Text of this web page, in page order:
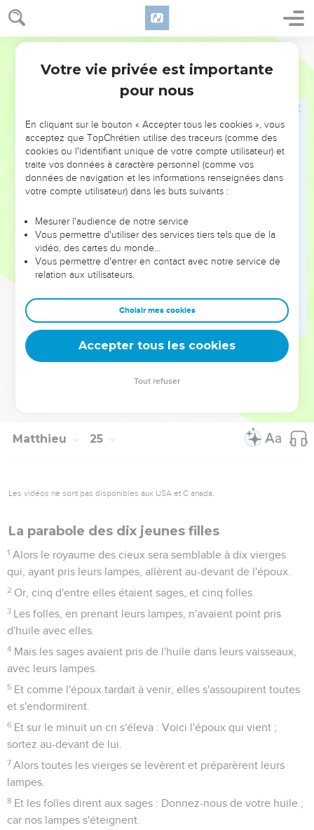
Matthieu 24
Seigneur viendra.
Or, considérez ceci, que si un père de famille était averti à
quelle veille de la nuit le larron viendra, il veillerait et ne
laisserait pas percer sa maison.
C'est pourquoi vous aussi tenez-vous prêts ; car le Fils de
Le serviteur fidèle et le serviteur infidèle
Quel est donc le serviteur fidèle et prudent que son maître
a établi sur ses domestiques, pour leur donner la nourriture
au temps marqué ?
Heureux ce serviteur que son maître trouvera faisant ainsi,
quand il arrivera.
Je vous dis en vérité, qu'il l'établira sur tous ses biens.
Mais si c'est un méchant serviteur, qui dise en son cour :
Mon maître tarde à venir ;
Et qu'il se mette à battre ses compagnons de service, et à
manger et à boire avec des ivrognes ;
Le maître de ce serviteur-là viendra au jour qu'il n'attend
hypocrites ; là seront les pleurs et les grincements de dents.
Matthieu 25
Les vidéos ne sont pas disponibles aux USA et C anada.
La parabole des dix jeunes filles
1 Alors le royaume des cieux sera semblable à dix vierges
qui, ayant pris leurs lampes, allèrent au-devant de l'époux.
2 Or, cinq d'entre elles étaient sages, et cinq folles.
3 Les folles, en prenant leurs lampes, n'avaient point pris
d'huile avec elles.
4 Mais les sages avaient pris de l'huile dans leurs vaisseaux,
avec leurs lampes.
5 Et comme l'époux tardait à venir, elles s'assoupirent toutes
et s'endormirent.
6 Et sur le minuit un cri s'éleva : Voici l'époux qui vient ;
sortez au-devant de lui.
7 Alors toutes les vierges se levèrent et préparèrent leurs
lampes.
8 Et les folles dirent aux sages : Donnez-nous de votre huile ;
car nos lampes s'éteignent.
Votre vie privée est importante
pour nous
En cliquant sur le bouton « Accepter tous les cookies », vous
acceptez que TopChrétien utilise des traceurs (comme des
cookies ou l'identifiant unique de votre compte utilisateur) et
traite vos données à caractère personnel (comme vos
données de navigation et les informations renseignées dans
votre compte utilisateur) dans les buts suivants :
Mesurer l'audience de notre service
Vous permettre d'utiliser des services tiers tels que de la
vidéo, des cartes du monde…
Vous permettre d'entrer en contact avec notre service de
relation aux utilisateurs.
Choisir mes cookies
Accepter tous les cookies
Tout refuser